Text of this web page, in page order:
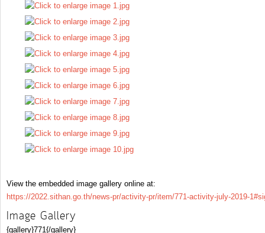
View the embedded image gallery online at:
https://2022.sithan.go.th/news-pr/activity-pr/item/771-activity-july-2019-
Image Gallery
{gallery}771{/gallery}